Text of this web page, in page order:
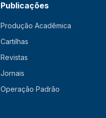
Publicações
Produção Acadêmica
Cartilhas
Revistas
Jornais
Operação Padrão